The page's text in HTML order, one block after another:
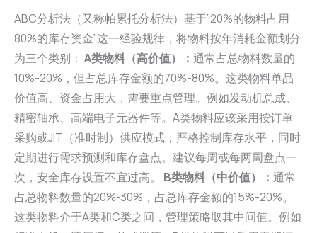
ABC分析法（又称帕累托分析法）基于”20%的物料占用
80%的库存资金”这一经验规律，将物料按年消耗金额划分
为三个类别： A类物料（高价值）： 通常占总物料数量的
10%-20%，但占总库存金额的70%-80%。这类物料单品
价值高、资金占用大，需要重点管理。例如发动机总成、
精密轴承、高端电子元器件等。A类物料应该采用按订单
采购或JIT（准时制）供应模式，严格控制库存水平，同时
定期进行需求预测和库存盘点。建议每周或每两周盘点一
次，安全库存设置不宜过高。 B类物料（中价值）： 通常
占总物料数量的20%-30%，占总库存金额的15%-20%。
这类物料介于A类和C类之间，管理策略取其中间值。例如